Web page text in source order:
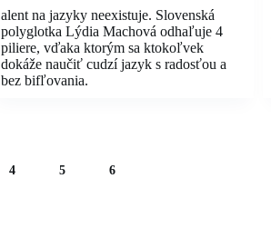
alent na jazyky neexistuje. Slovenská
polyglotka Lýdia Machová odhaľuje 4
piliere, vďaka ktorým sa ktokoľvek
dokáže naučiť cudzí jazyk s radosťou a
bez bifľovania.
4 5 6